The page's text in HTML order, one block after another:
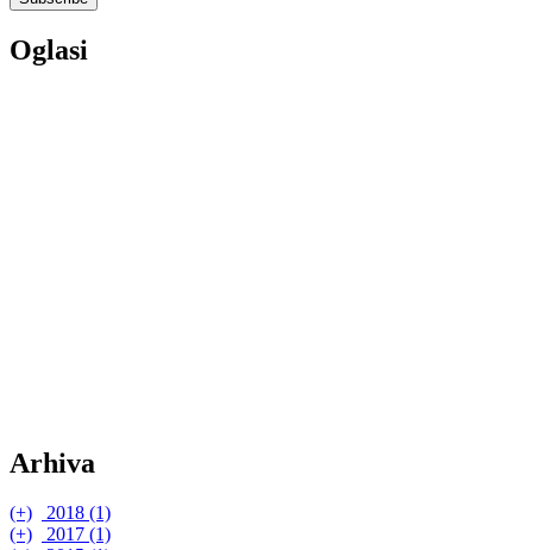
Oglasi
Arhiva
(+)
2018 (1)
(+)
ožujak (1)
(+)
2017 (1)